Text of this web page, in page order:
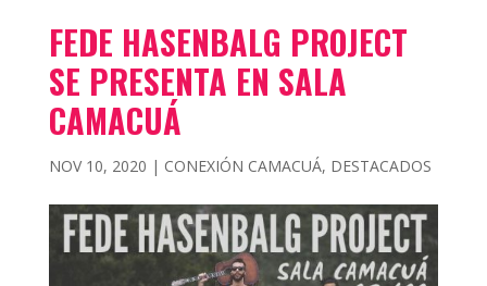
FEDE HASENBALG PROJECT
SE PRESENTA EN SALA
CAMACUÁ
NOV 10, 2020 | CONEXIÓN CAMACUÁ, DESTACADOS